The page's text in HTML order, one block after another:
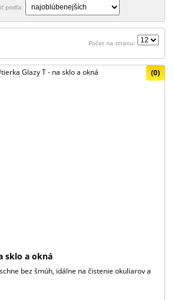
podľa:
Počet na stranu:
(0)
sklo a okná
bez šmúh, idálne na čistenie okuliarov a